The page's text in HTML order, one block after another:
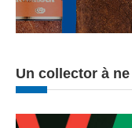
Un collector à